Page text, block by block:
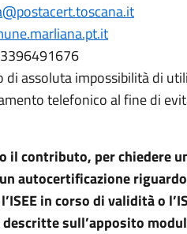
di assoluta impossibilità di
telefonico al fine di
il contributo, per chiedere
autocertificazione
in corso di validità o
sull’apposito